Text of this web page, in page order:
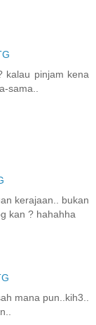
kalau pinjam kena
sama..
kerajaan.. bukan
kan ? hahahha
mana pun..kih3..